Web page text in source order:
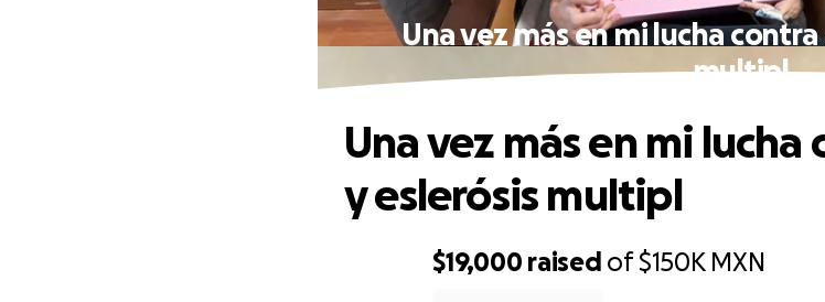
Una vez más en mi lucha contra
multipl
$19,000 raised of$150K MXN
Una vez más en mi lucha
y eslerósis multipl